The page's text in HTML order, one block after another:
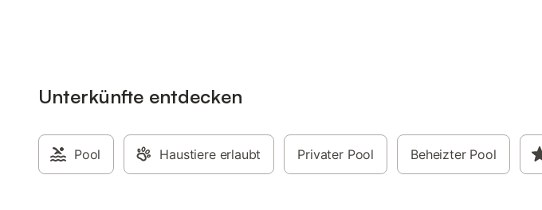
Unterkünfte entdecken
Pool Haustiere erlaubt Privater Pool Beheizter Pool